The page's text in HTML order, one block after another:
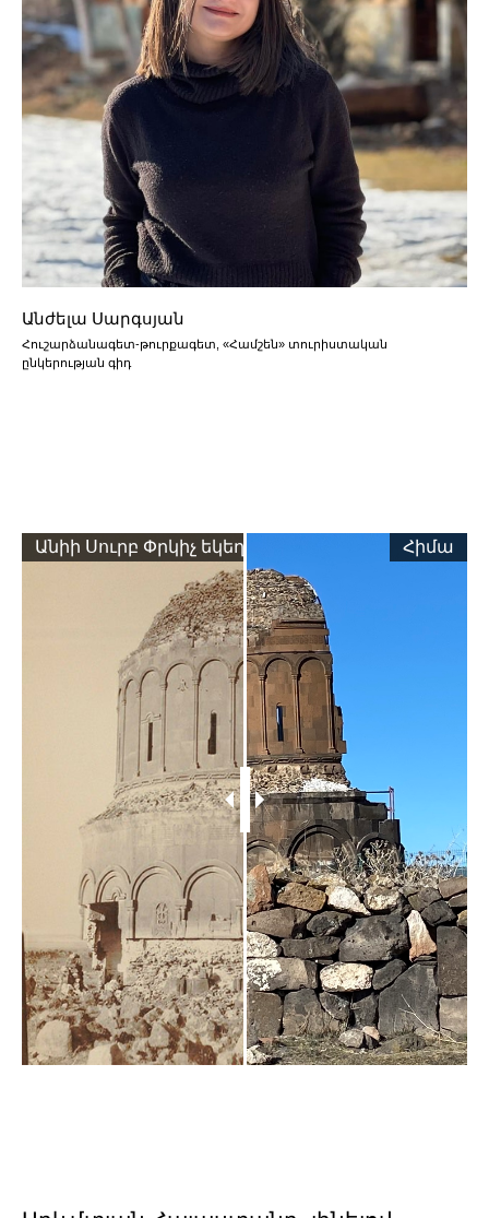
Անժելա Սարգսյան
Հուշարձանագետ-թուրքագետ, «Համշեն» տուրիստական
ընկերության գիդ
Անիի Սուրբ Փրկիչ եկեղեցին առաջ Հիմա